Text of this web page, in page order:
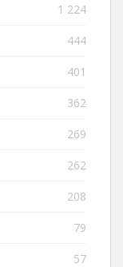
1 224
444
401
362
269
262
208
79
57